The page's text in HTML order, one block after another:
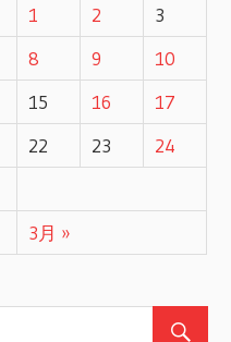
3月 »
1 2
3
8 9
10
15 16
17
22 23
24